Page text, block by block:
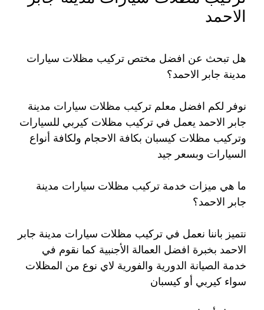
الاحمد
هل تبحث عن افضل مختص تركيب مظلات سيارات
مدينة جابر الاحمد؟
نوفر لكم افضل معلم تركيب مظلات سيارات مدينة
جابر الاحمد يعمل في تركيب مظلات كيربي للسيارات
وتركيب مظلات كيسبان بكافة الاحجام ولكافة أنواع
السيارات وبسعر جيد
ما هي ميزات خدمة تركيب مظلات سيارات مدينة
جابر الاحمد؟
نتميز باننا نعمل في تركيب مظلات سيارات مدينة جابر
الاحمد بخبرة افضل العمالة الأجنبية كما نقوم في
خدمة الصيانة الدورية والفورية لاي نوع من المظلات
سواء كيربي أو كيسبان